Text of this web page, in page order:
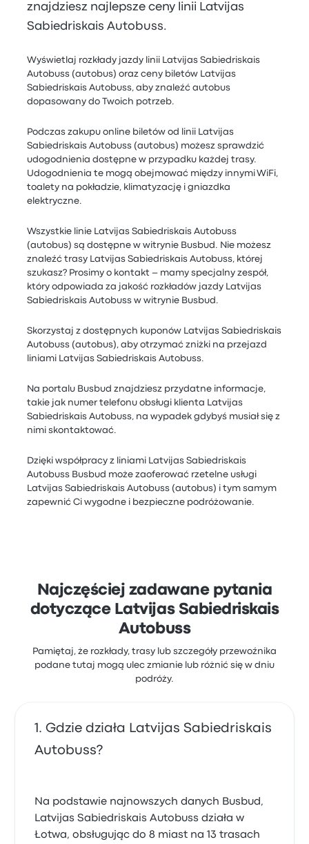
znajdziesz najlepsze ceny linii Latvijas
Sabiedriskais Autobuss.
Wyświetlaj rozkłady jazdy linii Latvijas Sabiedriskais
Autobuss (autobus) oraz ceny biletów Latvijas
Sabiedriskais Autobuss, aby znaleźć autobus
dopasowany do Twoich potrzeb.
Podczas zakupu online biletów od linii Latvijas
Sabiedriskais Autobuss (autobus) możesz sprawdzić
udogodnienia dostępne w przypadku każdej trasy.
Udogodnienia te mogą obejmować między innymi WiFi,
toalety na pokładzie, klimatyzację i gniazdka
elektryczne.
Wszystkie linie Latvijas Sabiedriskais Autobuss
(autobus) są dostępne w witrynie Busbud. Nie możesz
znaleźć trasy Latvijas Sabiedriskais Autobuss, której
szukasz? Prosimy o kontakt – mamy specjalny zespół,
który odpowiada za jakość rozkładów jazdy Latvijas
Sabiedriskais Autobuss w witrynie Busbud.
Skorzystaj z dostępnych kuponów Latvijas Sabiedriskais
Autobuss (autobus), aby otrzymać zniżki na przejazd
liniami Latvijas Sabiedriskais Autobuss.
Na portalu Busbud znajdziesz przydatne informacje,
takie jak numer telefonu obsługi klienta Latvijas
Sabiedriskais Autobuss, na wypadek gdybyś musiał się z
nimi skontaktować.
Dzięki współpracy z liniami Latvijas Sabiedriskais
Autobuss Busbud może zaoferować rzetelne usługi
Latvijas Sabiedriskais Autobuss (autobus) i tym samym
zapewnić Ci wygodne i bezpieczne podróżowanie.
Najczęściej zadawane pytania
dotyczące Latvijas Sabiedriskais
Autobuss
Pamiętaj, że rozkłady, trasy lub szczegóły przewoźnika
podane tutaj mogą ulec zmianie lub różnić się w dniu
podróży.
Gdzie działa Latvijas Sabiedriskais
Autobuss?
Na podstawie najnowszych danych Busbud,
Latvijas Sabiedriskais Autobuss działa w
Łotwa, obsługując do 8 miast na 13 trasach